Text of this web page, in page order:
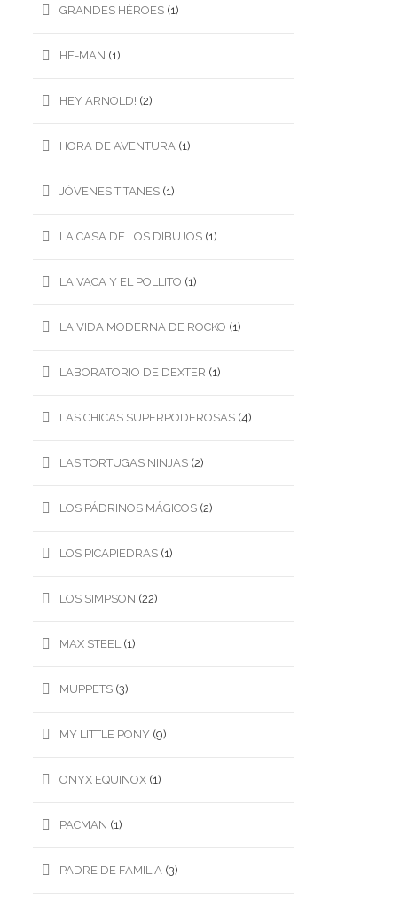
GRANDES HÉROES (1)
HE-MAN (1)
HEY ARNOLD! (2)
HORA DE AVENTURA (1)
JÓVENES TITANES (1)
LA CASA DE LOS DIBUJOS (1)
LA VACA Y EL POLLITO (1)
LA VIDA MODERNA DE ROCKO (1)
LABORATORIO DE DEXTER (1)
LAS CHICAS SUPERPODEROSAS (4)
LAS TORTUGAS NINJAS (2)
LOS PÁDRINOS MÁGICOS (2)
LOS PICAPIEDRAS (1)
LOS SIMPSON (22)
MAX STEEL (1)
MUPPETS (3)
MY LITTLE PONY (9)
ONYX EQUINOX (1)
PACMAN (1)
PADRE DE FAMILIA (3)